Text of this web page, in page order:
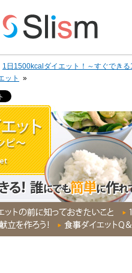
1日1500kcalダイエット！～すぐでき
ット
»